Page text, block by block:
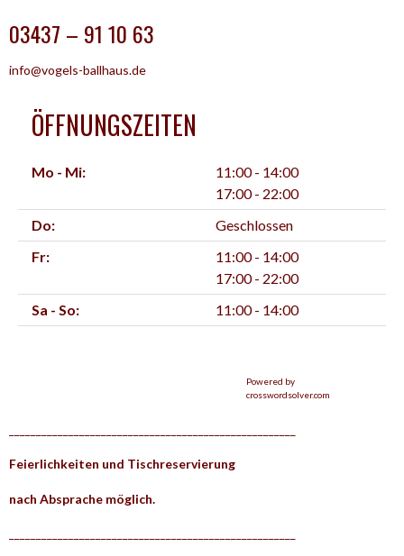
03437 – 91 10 63
info@vogels-ballhaus.de
ÖFFNUNGSZEITEN
Mo - Mi:
11:00 - 14:00
17:00 - 22:00
Do:
Geschlossen
Fr:
11:00 - 14:00
17:00 - 22:00
Sa - So:
11:00 - 14:00
Powered by
crosswordsolver.com
Feierlichkeiten und Tischreservierung
nach Absprache möglich.